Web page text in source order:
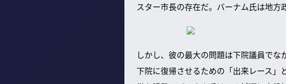
スター市長の存在だ。バーナム氏は地方
しかし、彼の最大の問題は下院議員で
下院に復帰させるための「出来レース